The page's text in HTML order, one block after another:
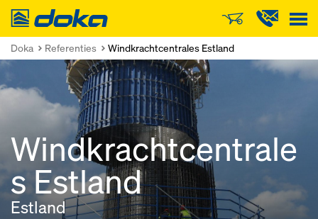
Doka
Doka Referenties Windkrachtcentrales Estland
Windkrachtcentrale
s Estland
Estland